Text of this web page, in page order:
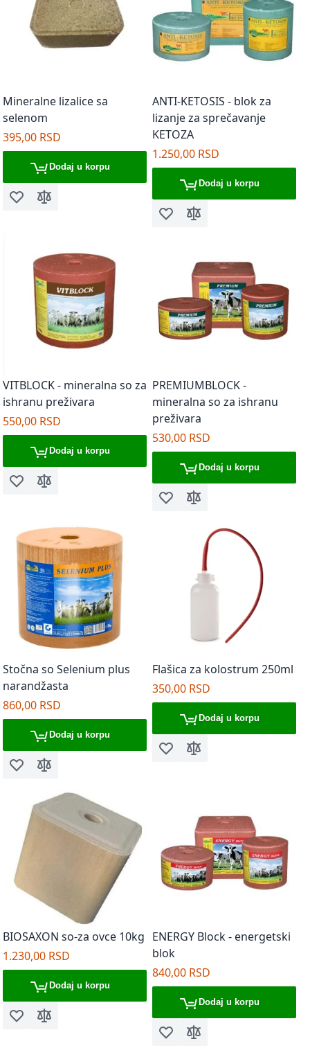
Mineralne lizalice sa
selenom
395,00 RSD
Dodaj u korpu
Dodaj u listu želja
Dodaj za poređenje
ANTI-KETOSIS - blok za
lizanje za sprečavanje
KETOZA
1.250,00 RSD
Dodaj u korpu
Dodaj u listu želja
Dodaj za poređenje
VITBLOCK - mineralna so za
ishranu preživara
550,00 RSD
Dodaj u korpu
Dodaj u listu želja
Dodaj za poređenje
PREMIUMBLOCK -
mineralna so za ishranu
preživara
530,00 RSD
Dodaj u korpu
Dodaj u listu želja
Dodaj za poređenje
Stočna so Selenium plus
narandžasta
860,00 RSD
Dodaj u korpu
Dodaj u listu želja
Dodaj za poređenje
Flašica za kolostrum 250ml
350,00 RSD
Dodaj u korpu
Dodaj u listu želja
Dodaj za poređenje
BIOSAXON so-za ovce 10kg
1.230,00 RSD
Dodaj u korpu
Dodaj u listu želja
Dodaj za poređenje
ENERGY Block - energetski
blok
840,00 RSD
Dodaj u korpu
Dodaj u listu želja
Dodaj za poređenje